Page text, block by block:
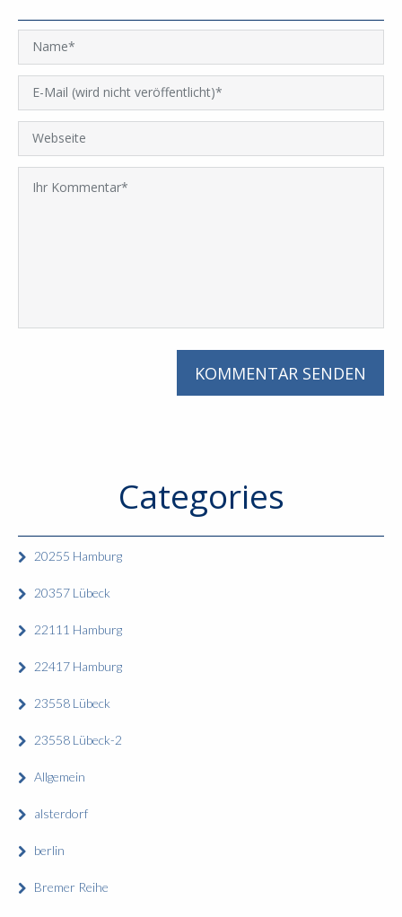
Categories
20255 Hamburg
20357 Lübeck
22111 Hamburg
22417 Hamburg
23558 Lübeck
23558 Lübeck-2
Allgemein
alsterdorf
berlin
Bremer Reihe